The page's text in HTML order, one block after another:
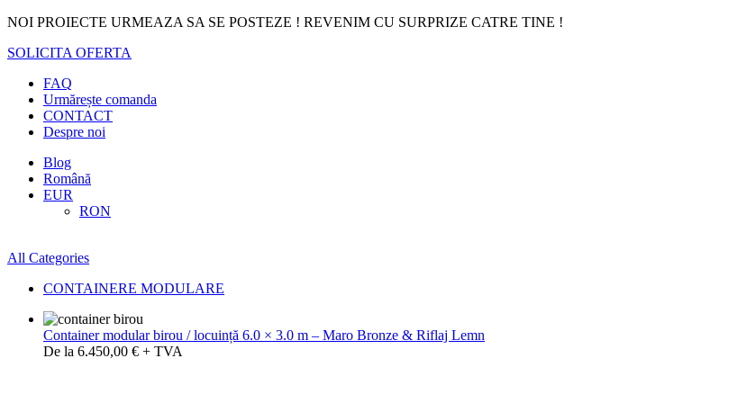
NOI PROIECTE URMEAZA SA SE POSTEZE ! REVENIM CU SURPRIZE CATRE TINE !
SOLICITA OFERTA
FAQ
Urmărește comanda
CONTACT
Despre noi
Blog
Română
EUR
RON
All Categories
CONTAINERE MODULARE
Container modular birou / locuință 6.0 × 3.0 m – Maro Bronze & Riflaj Lemn
De la 6.450,00 € + TVA